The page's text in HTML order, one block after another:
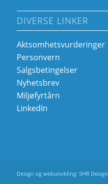
DIVERSE LINKER
Aktsomhetsvurderinger
Personvern
Salgsbetingelser
Nyhetsbrev
Miljøfyrtårn
LinkedIn
Design og webutvikling: SHR Design